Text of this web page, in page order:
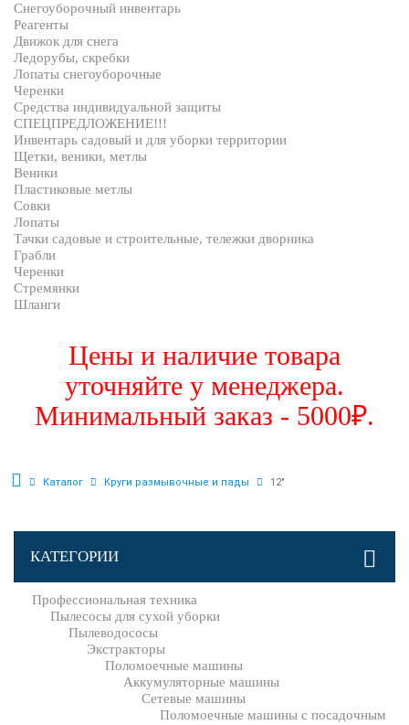
Снегоуборочный инвентарь
Реагенты
Движок для снега
Ледорубы, скребки
Лопаты снегоуборочные
Черенки
Средства индивидуальной защиты
СПЕЦПРЕДЛОЖЕНИЕ!!!
Инвентарь садовый и для уборки территории
Щетки, веники, метлы
Веники
Пластиковые метлы
Совки
Лопаты
Тачки садовые и строительные, тележки дворника
Грабли
Черенки
Стремянки
Шланги
Цены и наличие товара
уточняйте у менеджера.
Минимальный заказ - 5000₽.
Каталог Круги размывочные и пады 12"
КАТЕГОРИИ
Профессиональная техника
Пылесосы для сухой уборки
Пылеводососы
Экстракторы
Поломоечные машины
Аккумуляторные машины
Сетевые машины
Поломоечные машины с посадочным